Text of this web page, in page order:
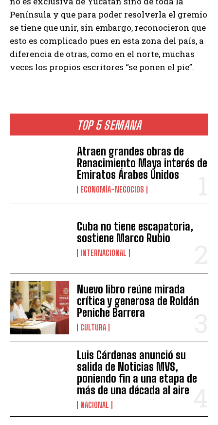
TOP 5 SEMANA
Atraen grandes obras de
Renacimiento Maya interés de
Emiratos Árabes Unidos
ECONOMÍA-NEGOCIOS
Cuba no tiene escapatoria,
sostiene Marco Rubio
INTERNACIONAL
Nuevo libro reúne mirada
crítica y generosa de Roldán
Peniche Barrera
CULTURA
Luis Cárdenas anunció su
salida de Noticias MVS,
poniendo fin a una etapa de
más de una década al aire
NACIONAL
Península y que para poder resolverla el gremio
se tiene que unir, sin embargo, reconocieron que
esto es complicado pues en esta zona del país, a
diferencia de otras, como en el norte, muchas
veces los propios escritores “se ponen el pie”.